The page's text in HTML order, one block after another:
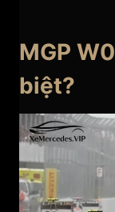
MGP
biệt?